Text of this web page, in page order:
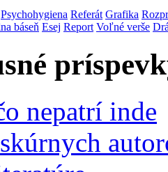
Psychohygiena Referát Grafika
báseň Esej Report Voľné verše
nepatrí inde